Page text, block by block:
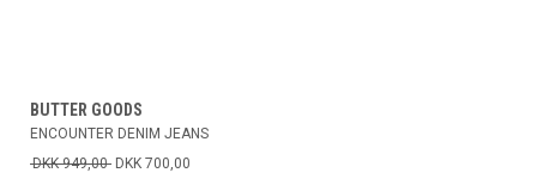
BUTTER GOODS
ENCOUNTER DENIM JEANS
DKK 949,00 DKK 700,00